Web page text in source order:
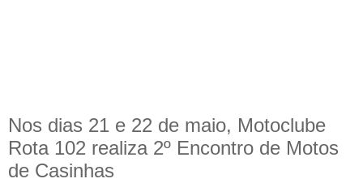
Nos dias 21 e 22 de maio, Motoclube
Rota 102 realiza 2º Encontro de Motos
de Casinhas